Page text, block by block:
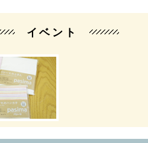
イベント